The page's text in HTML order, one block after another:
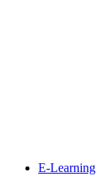
E-Learning